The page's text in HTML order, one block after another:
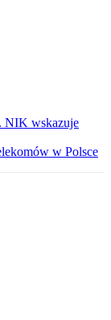
NIK wskazuje
w Polsce